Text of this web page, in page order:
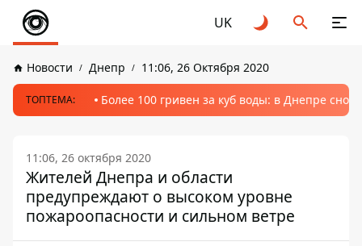
UK
Новости Днепр 11:06, 26 Октября 2020
ТОПТЕМА: Более 100 гривен за куб воды: в Днепре
11:06, 26 октября 2020
Жителей Днепра и области
предупреждают о высоком уровне
пожароопасности и сильном ветре